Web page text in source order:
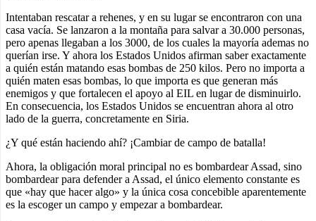
Intentaban rescatar a rehenes, y en su lugar se encontraron con una
casa vacía. Se lanzaron a la montaña para salvar a 30.000 personas,
pero apenas llegaban a los 3000, de los cuales la mayoría ademas no
querían irse. Y ahora los Estados Unidos afirman saber exactamente
a quién están matando esas bombas de 250 kilos. Pero no importa a
quién maten esas bombas, lo que importa es que generan más
enemigos y que fortalecen el apoyo al EIL en lugar de disminuirlo.
En consecuencia, los Estados Unidos se encuentran ahora al otro
lado de la guerra, concretamente en Siria.
¿Y qué están haciendo ahí? ¡Cambiar de campo de batalla!
Ahora, la obligación moral principal no es bombardear Assad, sino
bombardear para defender a Assad, el único elemento constante es
que «hay que hacer algo» y la única cosa concebible aparentemente
es la escoger un campo y empezar a bombardear.